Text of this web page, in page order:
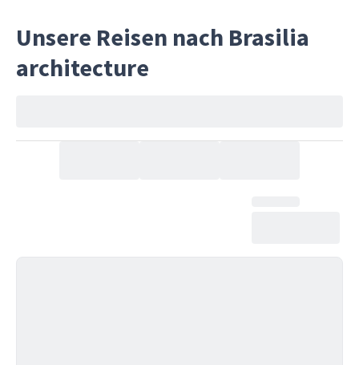
Unsere Reisen nach Brasilia
architecture